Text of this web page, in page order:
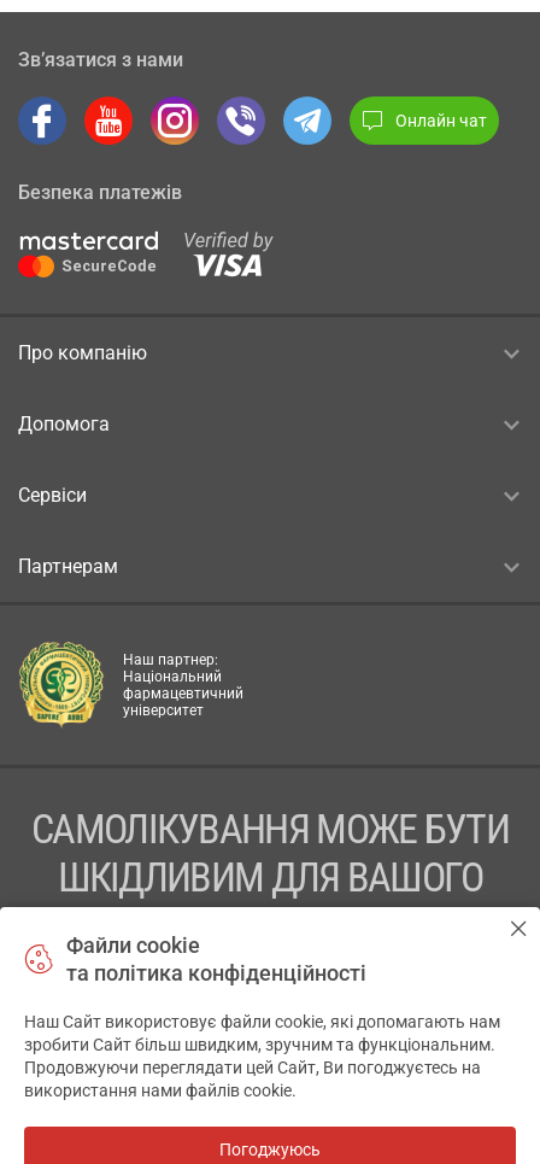
Зв’язатися з нами
Онлайн чат
Безпека платежів
Про компанію
Допомога
Сервіси
Партнерам
Наш партнер:
Національний
фармацевтичний
університет
САМОЛІКУВАННЯ МОЖЕ БУТИ
ШКІДЛИВИМ ДЛЯ ВАШОГО
ПЕРЕД ЗАСТОСУВАННЯМ ПРЕПАРАТУ ПРОКОНСУЛЬТУЙТЕСЬ
ТОВ «АПТЕКА 911.ЮА» Код ЄДРПОУ 43631965.
Відмова від відповідальності
© 2014-2026. Медична інформаційна система АПТЕКА911.ЮА
Файли cookie
та політика конфіденційності
Наш Сайт використовує файли cookie, які допомагають нам
зробити Сайт більш швидким, зручним та функціональним.
Продовжуючи переглядати цей Сайт, Ви погоджуєтесь на
використання нами файлів cookie.
Погоджуюсь
✕